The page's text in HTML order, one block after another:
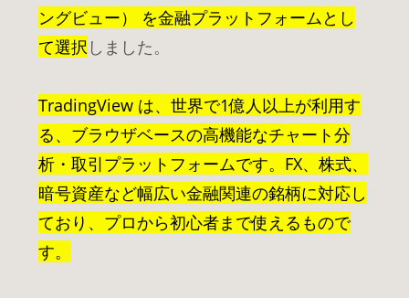
ングビュー） を金融プラットフォームとし
て選択 しました。
TradingView は、世界で1億人以上が利用す
る、ブラウザベースの高機能なチャート分
析・取引プラットフォームです。FX、株式、
暗号資産など幅広い金融関連の銘柄に対応し
ており、プロから初心者まで使えるもので
す。